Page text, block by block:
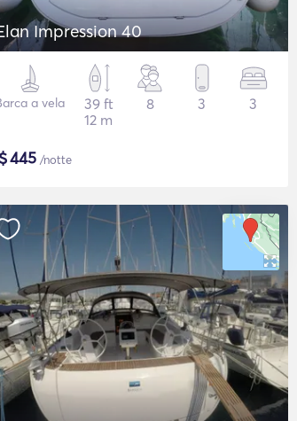
Impression 40
a vela
39 ft
12 m
8 3 3
$445 /notte